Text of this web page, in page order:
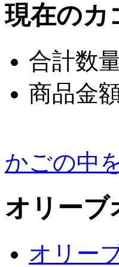
現在のカ
合計数
商品金額
かごの中
オリーブ
オリー